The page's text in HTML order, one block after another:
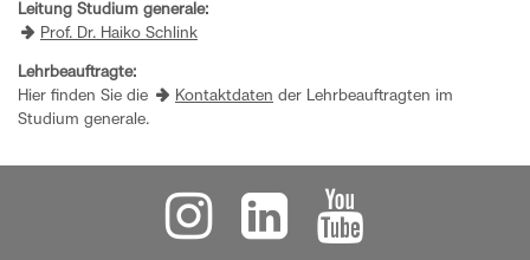
Leitung Studium generale:
Prof. Dr. Haiko Schlink
Lehrbeauftragte:
Hier finden Sie die
Kontaktdaten der Lehrbeauftragten im
Studium generale.